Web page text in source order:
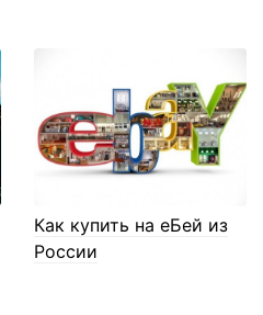
Как купить на еБей из
России